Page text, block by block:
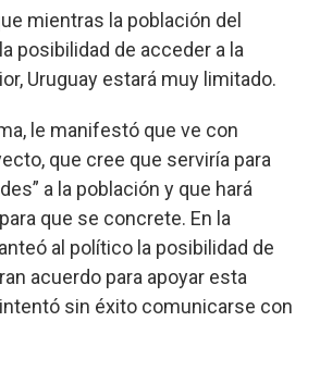
mientras la población del
posibilidad de acceder a la
Uruguay estará muy limitado.
le manifestó que ve con
que cree que serviría para
a la población y que hará
que se concrete. En la
al político la posibilidad de
acuerdo para apoyar esta
sin éxito comunicarse con